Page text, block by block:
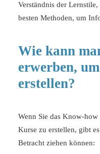
Verständnis der
besten Methoden, um
Wie kann
erwerben,
erstellen?
Wenn Sie das Know-
Kurse zu erstellen, gibt
Betracht ziehen können: